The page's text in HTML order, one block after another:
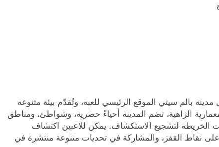
بالم سيتي الموقع الرئيسي للعبة، وتُقدّم بيئة متنوعة
الزاهية، تضم المدينة أحياءً حضرية، وشواطئ، ومناطق
الخريطة لتشجيع الاستكشاف. يمكن للاعبين اكتشاف
على نقاط القفز، والمشاركة في تحديات متنوعة منتشرة في